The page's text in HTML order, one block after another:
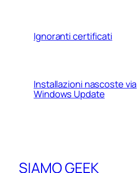
Ignoranti certificati
Installazioni nascoste via
Windows Update
SIAMO GEEK